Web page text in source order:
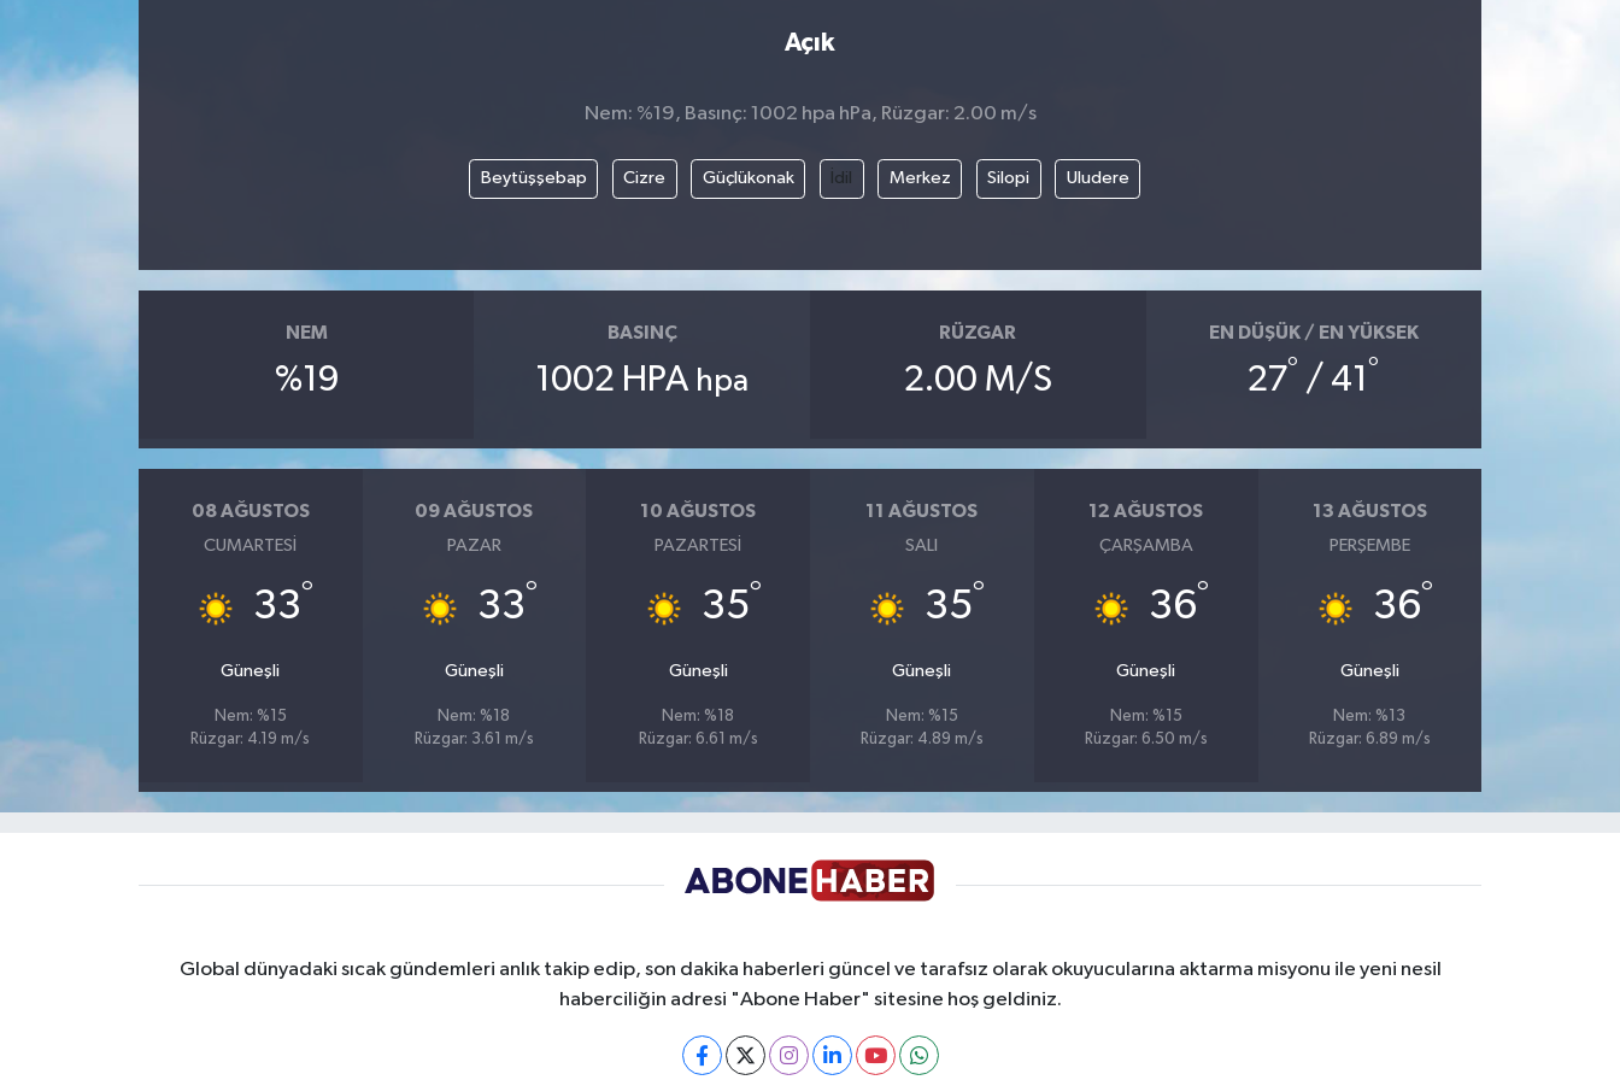
Açık
Nem: %19, Basınç: 1002 hpa hPa, Rüzgar: 2.00 m/s
Beytüşşebap Cizre Güçlükonak İdil Merkez Silopi Uludere
NEM
%19
BASINÇ
1002 HPA hpa
RÜZGAR
2.00 M/S
EN DÜŞÜK / EN YÜKSEK
27° / 41 °
08 AĞUSTOS
CUMARTESI
33°
Güneşli
Nem: %15
Rüzgar: 4.19 m/s
09 AĞUSTOS
PAZAR
33°
Güneşli
Nem: %18
Rüzgar: 3.61 m/s
10 AĞUSTOS
PAZARTESI
35°
Güneşli
Nem: %18
Rüzgar: 6.61 m/s
11 AĞUSTOS
SALI
35°
Güneşli
Nem: %15
Rüzgar: 4.89 m/s
12 AĞUSTOS
ÇARŞAMBA
36°
Güneşli
Nem: %15
Rüzgar: 6.50 m/s
13 AĞUSTOS
PERŞEMBE
36°
Güneşli
Nem: %13
Rüzgar: 6.89 m/s
Global dünyadaki sıcak gündemleri anlık takip edip, son dakika haberleri güncel ve tarafsız olarak okuyucularına aktarma misyonu ile yeni nesil
haberciliğin adresi "Abone Haber" sitesine hoş geldiniz.
Kültür Sanat
Son Dakika
AboneHaber Özel